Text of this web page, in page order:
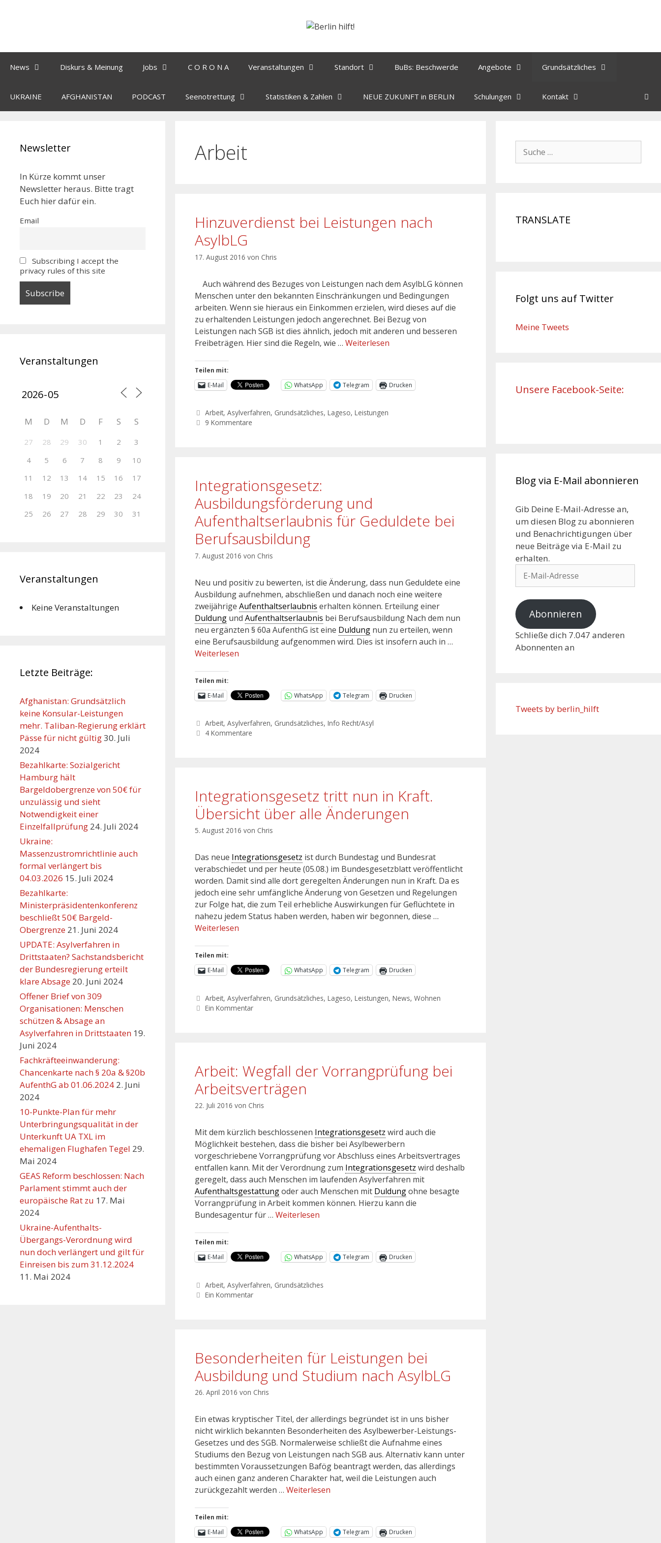
News Diskurs & Meinung Jobs C O R O N A Veranstaltungen Standort BuBs: Beschwerde Angebote Grundsätzliches
UKRAINE AFGHANISTAN PODCAST Seenotrettung Statistiken & Zahlen NEUE ZUKUNFT in BERLIN Schulungen Kontakt
Arbeit
Hinzuverdienst bei Leistungen nach
AsylbLG
17. August 2016 von Chris
Auch während des Bezuges von Leistungen nach dem AsylbLG können
Menschen unter den bekannten Einschränkungen und Bedingungen
arbeiten. Wenn sie hieraus ein Einkommen erzielen, wird dieses auf die
zu erhaltenden Leistungen jedoch angerechnet. Bei Bezug von
Leistungen nach SGB ist dies ähnlich, jedoch mit anderen und besseren
Freibeträgen. Hier sind die Regeln, wie … Weiterlesen
Teilen mit:
E-Mail
WhatsApp Telegram Drucken
Arbeit,Asylverfahren, Grundsätzliches,Lageso,Leistungen
9 Kommentare
Integrationsgesetz:
Ausbildungsförderung und
Aufenthaltserlaubnis für Geduldete bei
Berufsausbildung
7. August 2016 von Chris
Neu und positiv zu bewerten, ist die Änderung, dass nun Geduldete eine
Ausbildung aufnehmen, abschließen und danach noch eine weitere
zweijährige Aufenthaltserlaubnis erhalten können. Erteilung einer
Duldung und Aufenthaltserlaubnis bei Berufsausbildung Nach dem nun
neu ergänzten § 60a AufenthG ist eine Duldung nun zu erteilen, wenn
eine Berufsausbildung aufgenommen wird. Dies ist insofern auch in …
Weiterlesen
Teilen mit:
E-Mail
WhatsApp Telegram Drucken
Arbeit,Asylverfahren, Grundsätzliches,Info Recht/Asyl
4 Kommentare
Integrationsgesetz tritt nun in Kraft.
Übersicht über alle Änderungen
5. August 2016 von Chris
Das neue Integrationsgesetz ist durch Bundestag und Bundesrat
verabschiedet und per heute (05.08.) im Bundesgesetzblatt veröffentlicht
worden. Damit sind alle dort geregelten Änderungen nun in Kraft. Da es
jedoch eine sehr umfängliche Änderung von Gesetzen und Regelungen
zur Folge hat, die zum Teil erhebliche Auswirkungen für Geflüchtete in
nahezu jedem Status haben werden, haben wir begonnen, diese …
Weiterlesen
Teilen mit:
E-Mail
WhatsApp Telegram Drucken
Arbeit,Asylverfahren, Grundsätzliches,Lageso,Leistungen,News,Wohnen
Ein Kommentar
Arbeit: Wegfall der Vorrangprüfung bei
Arbeitsverträgen
22. Juli 2016 von Chris
Mit dem kürzlich beschlossenen Integrationsgesetz wird auch die
Möglichkeit bestehen, dass die bisher bei Asylbewerbern
vorgeschriebene Vorrangprüfung vor Abschluss eines Arbeitsvertrages
entfallen kann. Mit der Verordnung zum Integrationsgesetz wird deshalb
geregelt, dass auch Menschen im laufenden Asylverfahren mit
Aufenthaltsgestattungoder auch Menschen mit Duldungohne besagte
Vorrangprüfung in Arbeit kommen können. Hierzu kann die
Bundesagentur für … Weiterlesen
Teilen mit:
E-Mail
WhatsApp Telegram Drucken
Arbeit,Asylverfahren, Grundsätzliches
Ein Kommentar
Besonderheiten für Leistungen bei
Ausbildung und Studium nach AsylbLG
26. April 2016 von Chris
Ein etwas kryptischer Titel, der allerdings begründet ist in uns bisher
nicht wirklich bekannten Besonderheiten des Asylbewerber-Leistungs-
Gesetzes und des SGB. Normalerweise schließt die Aufnahme eines
Studiums den Bezug von Leistungen nach SGB aus. Alternativ kann unter
bestimmten Voraussetzungen Bafög beantragt werden, das allerdings
auch einen ganz anderen Charakter hat, weil die Leistungen auch
zurückgezahlt werden … Weiterlesen
Teilen mit:
E-Mail
WhatsApp Telegram Drucken
Newsletter
In Kürze kommt unser
Newsletter heraus. Bitte tragt
Euch hier dafür ein.
Email
Subscribing I accept the
privacy rules of this site
Veranstaltungen
M D M D F S S
27 28 29 30 1 2
3
4
5 6 7 8 9
10
11
12 13 14 15 16
17
18
19 20 21 22 23
24
25
26 27 28 29 30 31
Veranstaltungen
Keine Veranstaltungen
Letzte Beiträge:
Afghanistan: Grundsätzlich
keine Konsular-Leistungen
mehr. Taliban-Regierung erklärt
Pässe für nicht gültig30. Juli
2024
Bezahlkarte: Sozialgericht
Hamburg hält
Bargeldobergrenze von 50€ für
unzulässig und sieht
Notwendigkeit einer
Einzelfallprüfung 24. Juli 2024
Ukraine:
Massenzustromrichtlinie auch
formal verlängert bis
04.03.2026 15. Juli 2024
Bezahlkarte:
Ministerpräsidentenkonferenz
beschließt 50€ Bargeld-
Obergrenze 21. Juni 2024
UPDATE: Asylverfahren in
Drittstaaten? Sachstandsbericht
der Bundesregierung erteilt
klare Absage 20. Juni 2024
Offener Brief von 309
Organisationen: Menschen
schützen & Absage an
Asylverfahren in Drittstaaten 19.
Juni 2024
Fachkräfteeinwanderung:
Chancenkarte nach § 20a & §20b
AufenthG ab 01.06.2024 2. Juni
2024
10-Punkte-Plan für mehr
Unterbringungsqualität in der
Unterkunft UA TXL im
ehemaligen Flughafen Tegel 29.
Mai 2024
GEAS Reform beschlossen: Nach
Parlament stimmt auch der
europäische Rat zu 17. Mai
2024
Ukraine-Aufenthalts-
Übergangs-Verordnung wird
nun doch verlängert und gilt für
Einreisen bis zum 31.12.2024
11. Mai 2024
TRANSLATE
Folgt uns auf Twitter
Meine Tweets
Unsere Facebook-Seite:
Blog via E-Mail abonnieren
Gib Deine E-Mail-Adresse an,
um diesen Blog zu abonnieren
und Benachrichtigungen über
neue Beiträge via E-Mail zu
erhalten.
Abonnieren
Schließe dich 7.047 anderen
Abonnenten an
Tweets by berlin_hilft